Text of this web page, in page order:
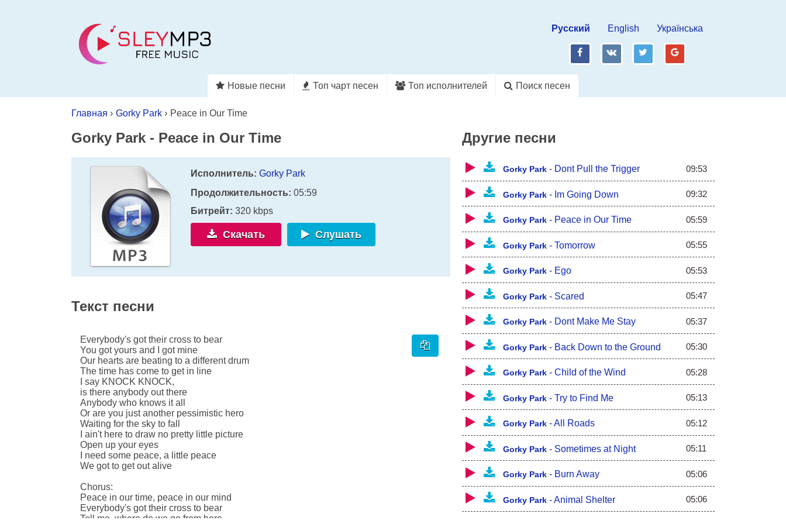
Русский English Українська
fb vk tw gp
Новые песни Топ чарт песен Топ исполнителей Поиск песен
Главная › Gorky Park › Peace in Our Time
Gorky Park - Peace in Our Time
Исполнитель: Gorky Park
Продолжительность: 05:59
Битрейт: 320 kbps
Скачать Слушать
Текст песни
Everybody's got their cross to bear
You got yours and I got mine
Our hearts are beating to a different drum
The time has come to get in line
I say KNOCK KNOCK,
is there anybody out there
Anybody who knows it all
Or are you just another pessimistic hero
Waiting for the sky to fall
I ain't here to draw no pretty little picture
Open up your eyes
I need some peace, a little peace
We got to get out alive
Chorus:
Peace in our time, peace in our mind
Everybody's got their cross to bear
Tell me, where do we go from here
Другие песни
Gorky Park - Dont Pull the Trigger 09:53
Gorky Park - Im Going Down 09:32
Gorky Park - Peace in Our Time 05:59
Gorky Park - Tomorrow 05:55
Gorky Park - Ego 05:53
Gorky Park - Scared 05:47
Gorky Park - Dont Make Me Stay 05:37
Gorky Park - Back Down to the Ground 05:30
Gorky Park - Child of the Wind 05:28
Gorky Park - Try to Find Me 05:13
Gorky Park -All Roads 05:12
Gorky Park - Sometimes at Night 05:11
Gorky Park - Burn Away 05:06
Gorky Park -Animal Shelter 05:06